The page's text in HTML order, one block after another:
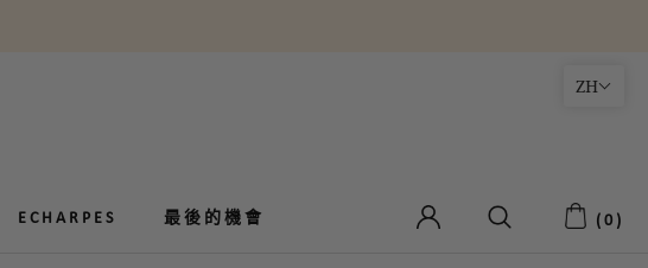
ECHARPES
ECHARPES 最後的機會
最後的機會 ( 0 )
ZH